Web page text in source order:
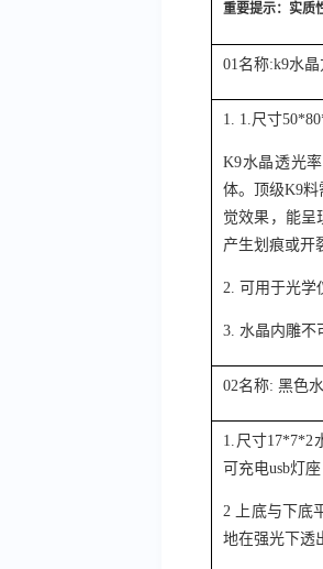
重要提示：实质
01名称:k9
1. 1.尺寸
K9水晶透光
体。顶级K9料
觉效果，能呈
产生划痕或开
2. 可用于光学
3.水晶内雕不
02名称: 黑
1.尺寸17*7*2
可充电usb灯
2 上底与下底
地在强光下透